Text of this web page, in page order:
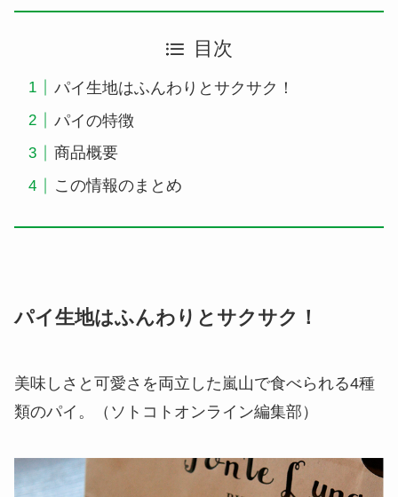
目次
パイ生地はふんわりとサクサク！
パイの特徴
商品概要
この情報のまとめ
パイ生地はふんわりとサクサク！
美味しさと可愛さを両立した嵐山で食べられる4種
類のパイ。（ソトコトオンライン編集部）